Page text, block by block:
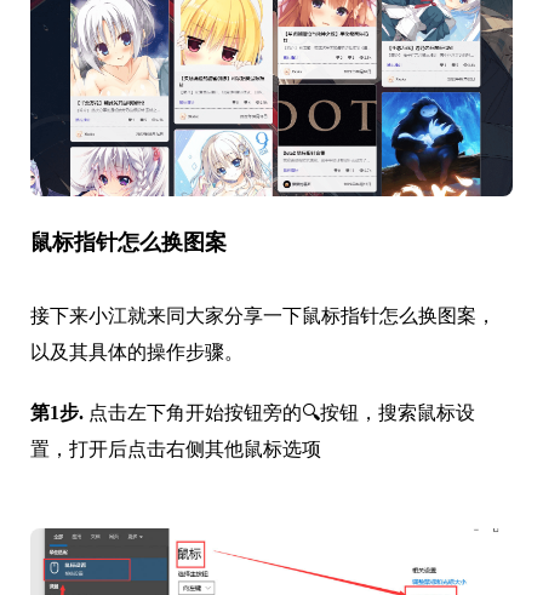
鼠标指针怎么换图案
接下来小江就来同大家分享一下鼠标指针怎么换图案，
以及其具体的操作步骤。
第1步. 点击左下角开始按钮旁的🔍按钮，搜索鼠标设
置，打开后点击右侧其他鼠标选项